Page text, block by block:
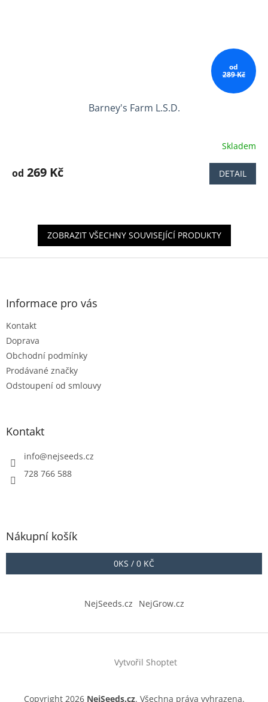
od
289 Kč
Barney's Farm L.S.D.
produktu
hvězdiček.
Skladem
od 269 Kč DETAIL
ZOBRAZIT VŠECHNY SOUVISEJÍCÍ PRODUKTY
Z
Informace pro vás
Kontakt
Doprava
Obchodní podmínky
Prodávané značky
Odstoupení od smlouvy
Kontakt
info@nejseeds.cz
728 766 588
Nákupní košík
0KS / 0 KČ
NejSeeds.cz NejGrow.cz
Vytvořil Shoptet
Copyright 2026 NejSeeds.cz. Všechna práva vyhrazena.